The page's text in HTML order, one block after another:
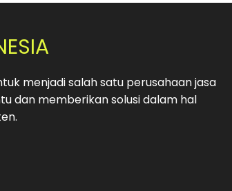
menjadi salah satu perusahaan jasa
dan memberikan solusi dalam hal